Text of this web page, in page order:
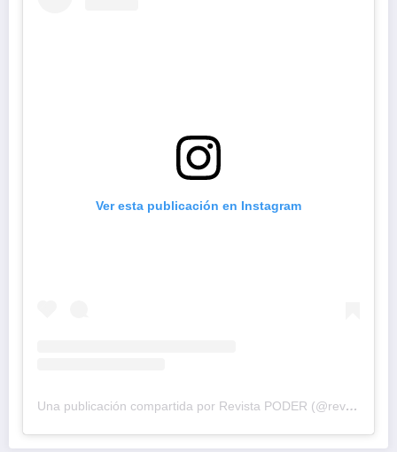
Ver esta publicación en Instagram
Una publicación compartida por Revista PODER (@revistapodercol)